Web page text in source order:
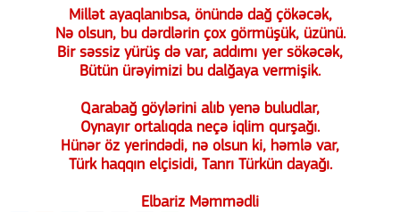
Millət ayaqlanıbsa, önündə dağ çökəcək,
Nə olsun, bu dərdlərin çox görmüşük, üzünü.
Bir səssiz yürüş də var, addımı yer sökəcək,
Bütün ürəyimizi bu dalğaya vermişik.
Qarabağ göylərini alıb yenə buludlar,
Oynayır ortalıqda neçə iqlim qurşağı.
Hünər öz yerindədi, nə olsun ki, həmlə var,
Türk haqqın elçisidi, Tanrı Türkün dayağı.
Elbariz Məmmədli